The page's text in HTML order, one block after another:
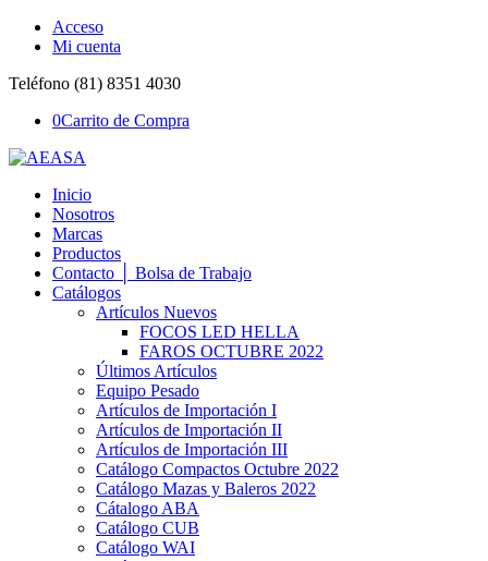
Acceso
Mi cuenta
Teléfono (81) 8351 4030
0Carrito de Compra
Inicio
Nosotros
Marcas
Productos
Contacto │ Bolsa de Trabajo
Catálogos
Artículos Nuevos
FOCOS LED HELLA
FAROS OCTUBRE 2022
Últimos Artículos
Equipo Pesado
Artículos de Importación I
Artículos de Importación II
Artículos de Importación III
Catálogo Compactos Octubre 2022
Catálogo Mazas y Baleros 2022
Cátalogo ABA
Catálogo CUB
Catálogo WAI